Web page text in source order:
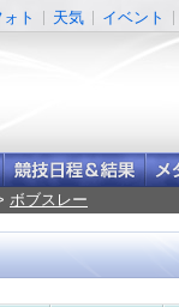
ォト 天気 イベント
ボブスレー